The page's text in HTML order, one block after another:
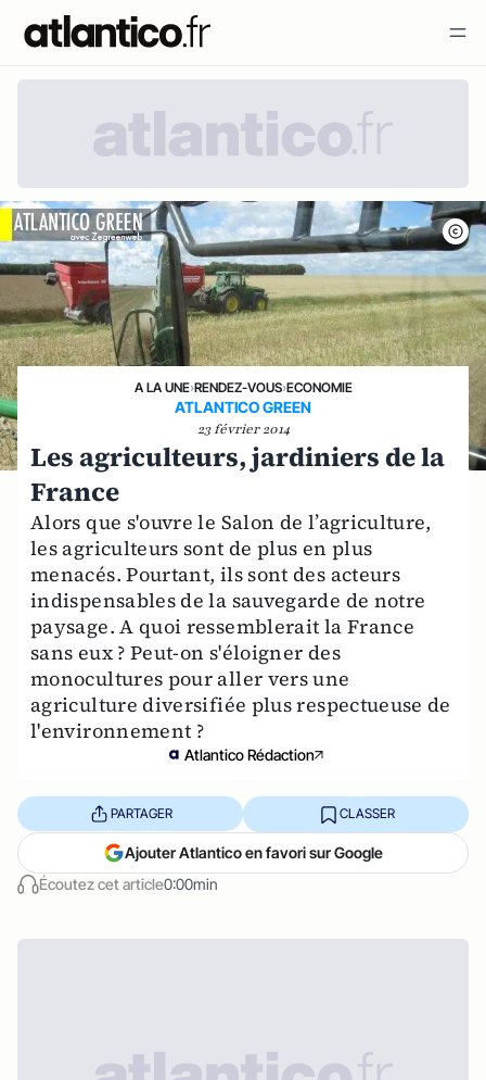
A LA UNE›RENDEZ-VOUS›ECONOMIE
ATLANTICO GREEN
23 février 2014
Les agriculteurs, jardiniers de la
France
Alors que s'ouvre le Salon de l’agriculture,
les agriculteurs sont de plus en plus
menacés. Pourtant, ils sont des acteurs
indispensables de la sauvegarde de notre
paysage. A quoi ressemblerait la France
sans eux ? Peut-on s'éloigner des
monocultures pour aller vers une
agriculture diversifiée plus respectueuse de
l'environnement ?
Atlantico Rédaction
Écoutez cet article0:00min
PARTAGER CLASSER
Ajouter Atlantico en favori sur Google